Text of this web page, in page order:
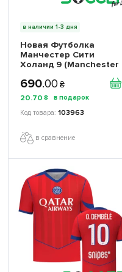
в наличии 1-3 дня
Новая Футболка
Манчестер Сити
Холанд 9 (Manchester
игровая/повседневная
16257811 цвет: голубой
690.00 ₴
20.70 ₴
103963
в сравнение